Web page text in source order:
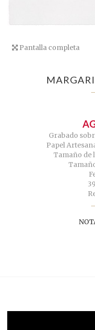
Pantalla completa
Grabado
Papel
Tamaño de